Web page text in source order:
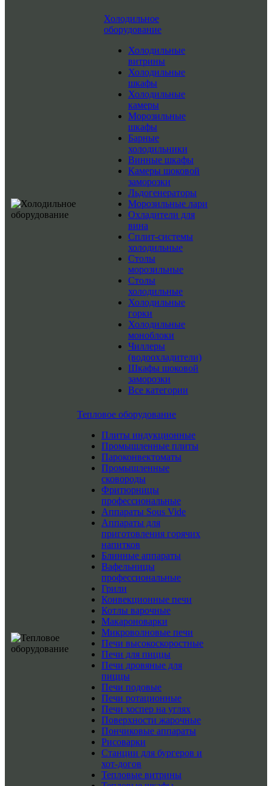
Холодильное
оборудование
Холодильные
витрины
Холодильные
шкафы
Холодильные
камеры
Морозильные
шкафы
Барные
холодильники
Винные шкафы
Камеры шоковой
заморозки
Льдогенераторы
Морозильные лари
Охладители для
вина
Сплит-системы
холодильные
Столы
морозильные
Столы
холодильные
Холодильные
горки
Холодильные
моноблоки
Чиллеры
(водоохладители)
Шкафы шоковой
заморозки
Все категории
Тепловое оборудование
Плиты индукционные
Промышленные плиты
Пароконвектоматы
Промышленные
сковороды
Фритюрницы
профессиональные
Аппараты Sous Vide
Аппараты для
приготовления горячих
напитков
Блинные аппараты
Вафельницы
профессиональные
Грили
Конвекционные печи
Котлы варочные
Макароноварки
Микроволновые печи
Печи высокоскоростные
Печи для пиццы
Печи дровяные для
пиццы
Печи подовые
Печи ротационные
Печи хоспер на углях
Поверхности жарочные
Пончиковые аппараты
Рисоварки
Станции для бургеров и
хот-догов
Тепловые витрины